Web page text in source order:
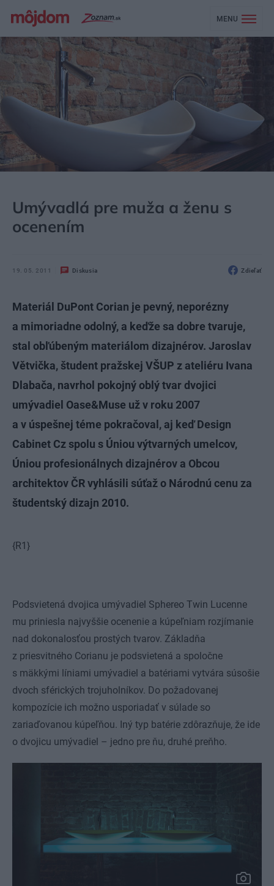
MENU
Umývadlá pre muža a ženu s
ocenením
19. 05. 2011 Diskusia Zdieľať
Materiál DuPont Corian je pevný, neporézny
a mimoriadne odolný, a keďže sa dobre tvaruje,
stal obľúbeným materiálom dizajnérov. Jaroslav
Větvička, študent pražskej VŠUP z ateliéru Ivana
Dlabača, navrhol pokojný oblý tvar dvojici
umývadiel Oase&Muse už v roku 2007
a v úspešnej téme pokračoval, aj keď Design
Cabinet Cz spolu s Úniou výtvarných umelcov,
Úniou profesionálnych dizajnérov a Obcou
architektov ČR vyhlásili súťaž o Národnú cenu za
študentský dizajn 2010.
{R1}
Podsvietená dvojica umývadiel Sphereo Twin Lucenne
mu priniesla najvyššie ocenenie a kúpeľniam rozjímanie
nad dokonalosťou prostých tvarov. Základňa
z priesvitného Corianu je podsvietená a spoločne
s mäkkými líniami umývadiel a batériami vytvára súsošie
dvoch sférických trojuholníkov. Do požadovanej
kompozície ich možno usporiadať v súlade so
zariaďovanou kúpeľňou. Iný typ batérie zdôrazňuje, že ide
o dvojicu umývadiel – jedno pre ňu, druhé preňho.